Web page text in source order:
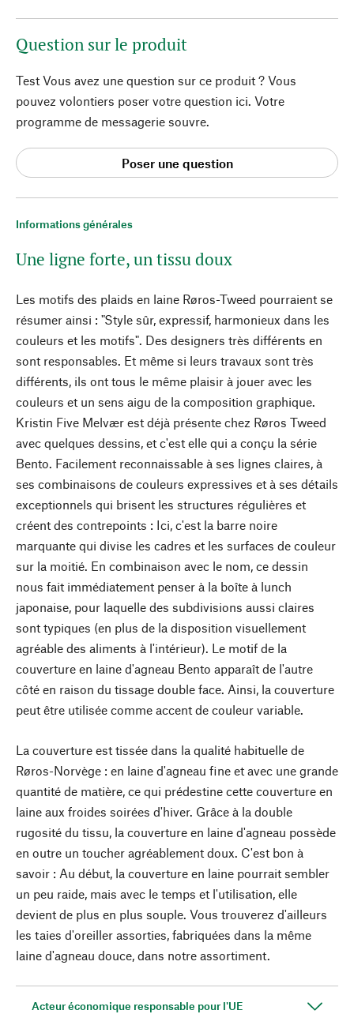
Informations générales
Une ligne forte, un tissu doux
Les motifs des plaids en laine Røros-Tweed pourraient se
résumer ainsi : "Style sûr, expressif, harmonieux dans les
couleurs et les motifs". Des designers très différents en
sont responsables. Et même si leurs travaux sont très
différents, ils ont tous le même plaisir à jouer avec les
couleurs et un sens aigu de la composition graphique.
Kristin Five Melvær est déjà présente chez Røros Tweed
avec quelques dessins, et c'est elle qui a conçu la série
Bento. Facilement reconnaissable à ses lignes claires, à
ses combinaisons de couleurs expressives et à ses détails
exceptionnels qui brisent les structures régulières et
créent des contrepoints : Ici, c'est la barre noire
marquante qui divise les cadres et les surfaces de couleur
sur la moitié. En combinaison avec le nom, ce dessin
nous fait immédiatement penser à la boîte à lunch
japonaise, pour laquelle des subdivisions aussi claires
sont typiques (en plus de la disposition visuellement
agréable des aliments à l'intérieur). Le motif de la
couverture en laine d'agneau Bento apparaît de l'autre
côté en raison du tissage double face. Ainsi, la couverture
peut être utilisée comme accent de couleur variable.
La couverture est tissée dans la qualité habituelle de
Røros-Norvège : en laine d'agneau fine et avec une grande
quantité de matière, ce qui prédestine cette couverture en
laine aux froides soirées d'hiver. Grâce à la double
rugosité du tissu, la couverture en laine d'agneau possède
en outre un toucher agréablement doux. C'est bon à
savoir : Au début, la couverture en laine pourrait sembler
un peu raide, mais avec le temps et l'utilisation, elle
devient de plus en plus souple. Vous trouverez d'ailleurs
les taies d'oreiller assorties, fabriquées dans la même
laine d'agneau douce, dans notre assortiment.
Acteur économique responsable pour l'UE
Question sur le produit
Test Vous avez une question sur ce produit ? Vous
pouvez volontiers poser votre question ici. Votre
programme de messagerie souvre.
Poser une question